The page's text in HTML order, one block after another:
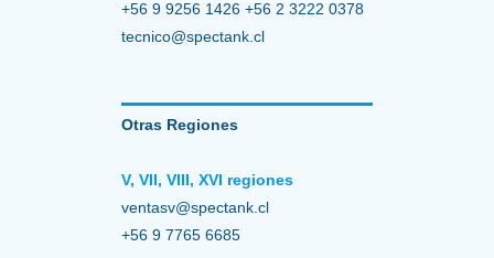
+56 9 9256 1426 +56 2 3222 0378
tecnico@spectank.cl
Otras Regiones
V, VII, VIII, XVI regiones
ventasv@spectank.cl
+56 9 7765 6685